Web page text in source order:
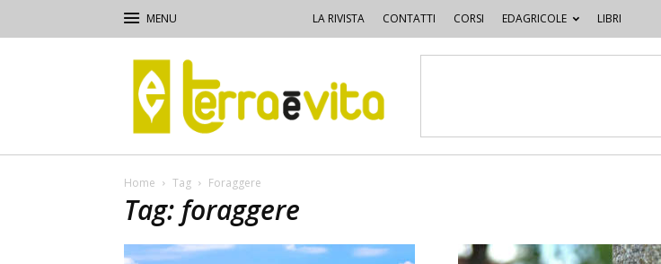
LA RIVISTA CONTATTI CORSI EDAGRICOLE LIBRI
Terra
e
Vita
Home Tag Foraggere
Tag: foraggere